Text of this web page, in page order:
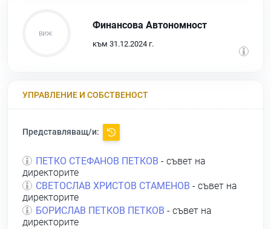
Финансова Автономност
към 31.12.2024 г.
УПРАВЛЕНИЕ И СОБСТВЕНОСТ
Представляващ/и:
ПЕТКО СТЕФАНОВ ПЕТКОВ - съвет на
директорите
СВЕТОСЛАВ ХРИСТОВ СТАМЕНОВ - съвет на
директорите
БОРИСЛАВ ПЕТКОВ ПЕТКОВ - съвет на
директорите